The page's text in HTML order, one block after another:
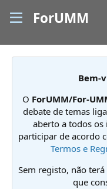
ForUMM
Bem-
O ForUMM/For-
debate de temas
aberto a todos os
participar de acordo
Termos e
Sem registo, não
que